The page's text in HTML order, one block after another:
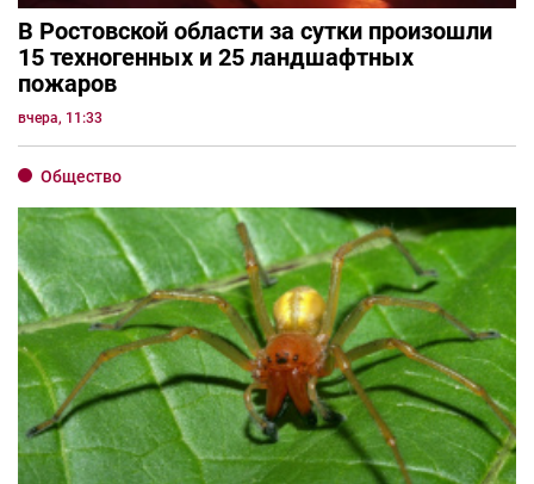
В Ростовской области за сутки произошли
15 техногенных и 25 ландшафтных
пожаров
вчера, 11:33
Общество